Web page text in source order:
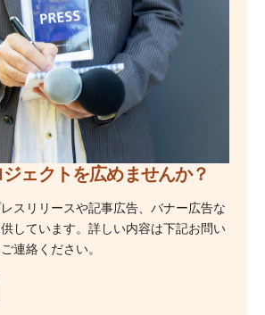
ェクトを広めませんか？
スリリースや記事広告、バナー広告な
しています。詳しい内容は下記お問い
連絡ください。